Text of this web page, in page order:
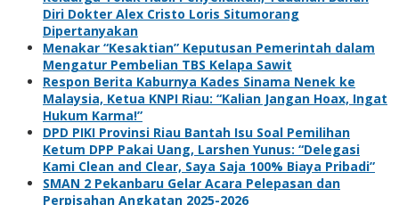
Diri Dokter Alex Cristo Loris Situmorang
Dipertanyakan
Menakar “Kesaktian” Keputusan Pemerintah dalam
Mengatur Pembelian TBS Kelapa Sawit
Respon Berita Kaburnya Kades Sinama Nenek ke
Malaysia, Ketua KNPI Riau: “Kalian Jangan Hoax, Ingat
Hukum Karma!”
DPD PIKI Provinsi Riau Bantah Isu Soal Pemilihan
Ketum DPP Pakai Uang, Larshen Yunus: “Delegasi
Kami Clean and Clear, Saya Saja 100% Biaya Pribadi”
SMAN 2 Pekanbaru Gelar Acara Pelepasan dan
Perpisahan Angkatan 2025-2026